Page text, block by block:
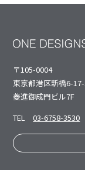
〒105-0004
東京都港区新橋6-
菱進御成⾨ビル7F
TEL
03-6758-3530